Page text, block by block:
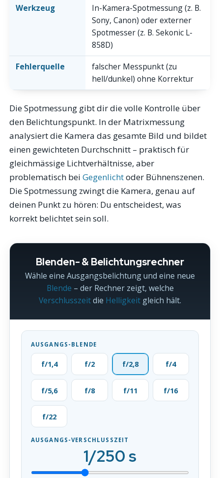
Werkzeug
In-Kamera-Spotmessung (z. B.
Sony, Canon) oder externer
Spotmesser (z. B. Sekonic L-
858D)
Fehlerquelle
falscher Messpunkt (zu
hell/dunkel) ohne Korrektur
Die Spotmessung gibt dir die volle Kontrolle über
den Belichtungspunkt. In der Matrixmessung
analysiert die Kamera das gesamte Bild und bildet
einen gewichteten Durchschnitt – praktisch für
gleichmässige Lichtverhältnisse, aber
problematisch beiGegenlichtoder Bühnenszenen.
Die Spotmessung zwingt die Kamera, genau auf
deinen Punkt zu hören: Du entscheidest, was
korrekt belichtet sein soll.
Blenden- & Belichtungsrechner
Wähle eine Ausgangsbelichtung und eine neue
Blende – der Rechner zeigt, welche
Verschlusszeitdie Helligkeit gleich hält.
AUSGANGS-BLENDE
f/1,4 f/2 f/2,8 f/4
f/5,6 f/8 f/11 f/16
f/22
AUSGANGS-VERSCHLUSSZEIT
1/250 s